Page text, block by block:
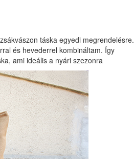
táska egyedi megrendelésre.
és hevederrel kombináltam. Így
ami ideális a nyári szezonra